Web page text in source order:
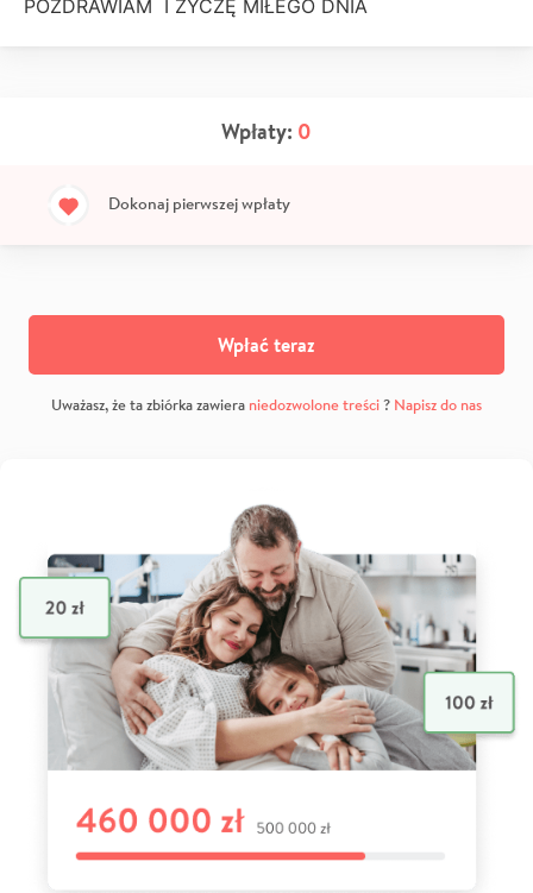
POZDRAWIAM I ŻYCZĘ MIŁEGO DNIA
Wpłaty: 0
Dokonaj pierwszej wpłaty
Wpłać teraz
Uważasz, że ta zbiórka zawiera niedozwolone treści? Napisz do nas